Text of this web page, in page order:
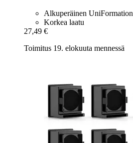
Alkuperäinen UniFormation
Korkea laatu
27,49 €
Toimitus 19. elokuuta mennessä